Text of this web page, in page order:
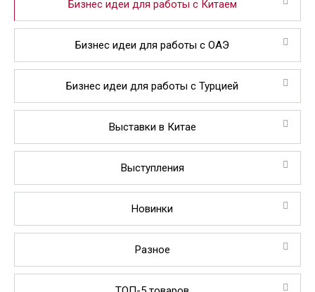
Бизнес идеи для работы с Китаем
Бизнес идеи для работы с ОАЭ
Бизнес идеи для работы с Турцией
Выставки в Китае
Выступления
Новинки
Разное